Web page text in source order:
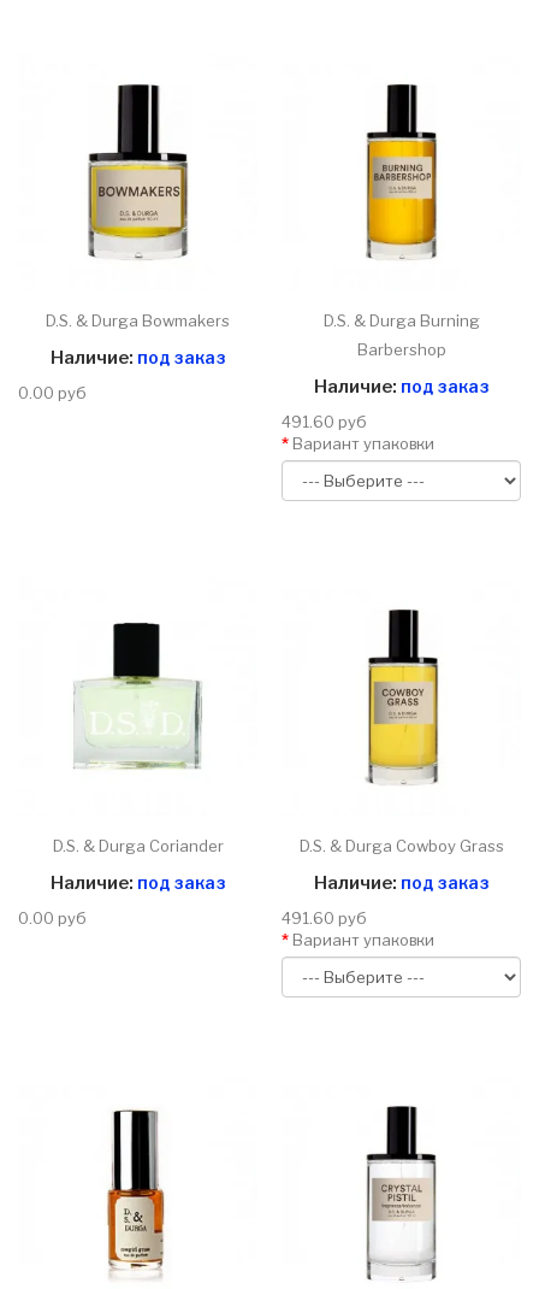
D.S. & Durga Bowmakers
Наличие: под заказ
0.00 руб
D.S. & Durga Burning
Barbershop
Наличие: под заказ
491.60 руб
Вариант упаковки
D.S. & Durga Coriander
Наличие: под заказ
0.00 руб
D.S. & Durga Cowboy Grass
Наличие: под заказ
491.60 руб
Вариант упаковки